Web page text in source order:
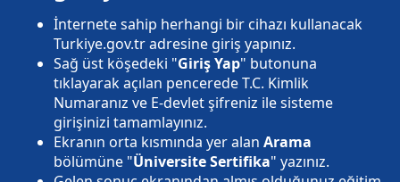
İnternete sahip herhangi bir cihazı kullanacak
Turkiye.gov.tr adresine giriş yapınız.
Sağ üst köşedeki "Giriş Yap" butonuna
tıklayarak açılan pencerede T.C. Kimlik
Numaranız ve E-devlet şifreniz ile sisteme
girişinizi tamamlayınız.
Ekranın orta kısmında yer alan Arama
bölümüne "Üniversite Sertifika" yazınız.